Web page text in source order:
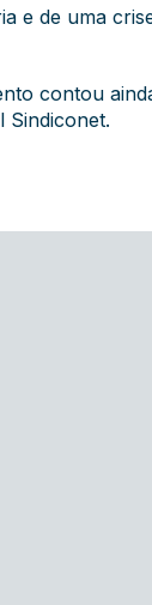
e de uma
contou
Sindiconet .